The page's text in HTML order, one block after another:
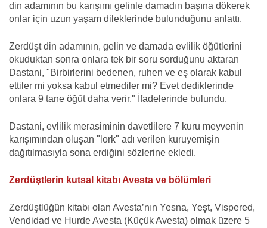
din adamının bu karışımı gelinle damadın başına dökerek
onlar için uzun yaşam dileklerinde bulunduğunu anlattı.
Zerdüşt din adamının, gelin ve damada evlilik öğütlerini
okuduktan sonra onlara tek bir soru sorduğunu aktaran
Dastani, "Birbirlerini bedenen, ruhen ve eş olarak kabul
ettiler mi yoksa kabul etmediler mi? Evet dediklerinde
onlara 9 tane öğüt daha verir." İfadelerinde bulundu.
Dastani, evlilik merasiminin davetlilere 7 kuru meyvenin
karışımından oluşan "lork" adı verilen kuruyemişin
dağıtılmasıyla sona erdiğini sözlerine ekledi.
Zerdüştlerin kutsal kitabı Avesta ve bölümleri
Zerdüştlüğün kitabı olan Avesta’nın Yesna, Yeşt, Vispered,
Vendidad ve Hurde Avesta (Küçük Avesta) olmak üzere 5